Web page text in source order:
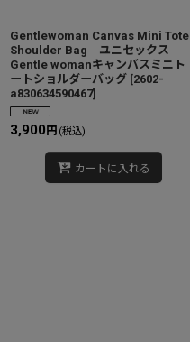
Gentlewoman Canvas Mini Tote
Shoulder Bag ユニセックス
Gentle womanキャンバスミニト
ートショルダーバッグ [2602-
a830634590467]
3,900 円 (税込)
カートに入れる